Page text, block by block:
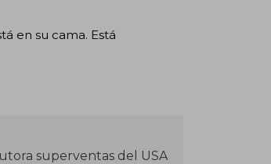
en su cama. Está
superventas del USA